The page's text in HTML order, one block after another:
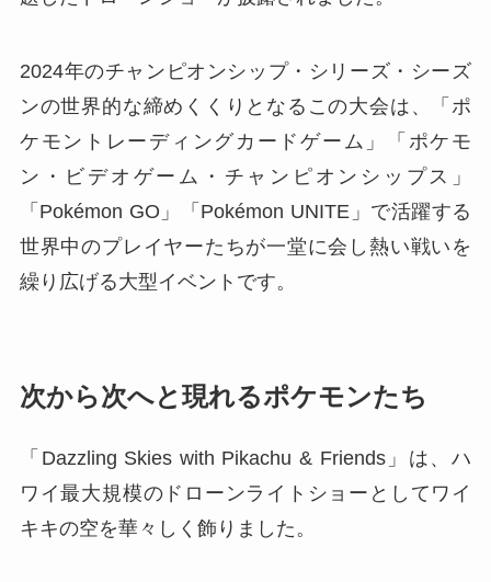
2024年のチャンピオンシップ・シリーズ・シーズ
ンの世界的な締めくくりとなるこの大会は、「ポ
ケモントレーディングカードゲーム」「ポケモ
ン・ビデオゲーム・チャンピオンシップス」
「Pokémon GO」「Pokémon UNITE」で活躍する
世界中のプレイヤーたちが一堂に会し熱い戦いを
繰り広げる大型イベントです。
次から次へと現れるポケモンたち
「Dazzling Skies with Pikachu & Friends」は、ハ
ワイ最大規模のドローンライトショーとしてワイ
キキの空を華々しく飾りました。